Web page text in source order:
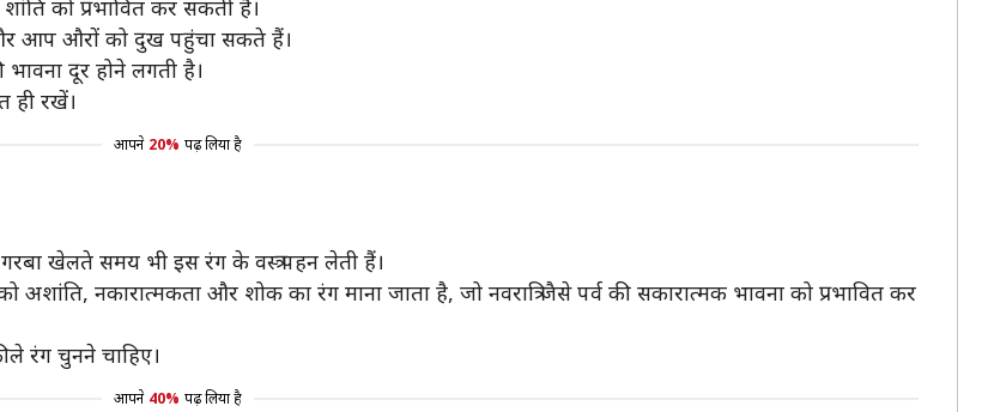
को प्रभावित कर सकती है।
आप औरों को दुख पहुंचा सकते हैं।
दूर होने लगती है।
ही रखें।
आपने 20% पढ़ लिया है
खेलते समय भी इस रंग के वस्त्र पहन लेती हैं।
अशांति, नकारात्मकता और शोक का रंग माना जाता है, जो नवरात्रि जैसे पर्व की सकारात्मक भावना को प्रभावित कर
रंग चुनने चाहिए।
आपने 40% पढ़ लिया है